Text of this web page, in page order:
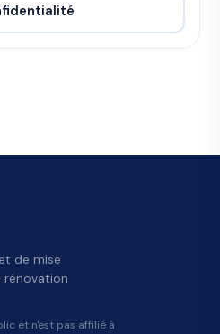
de mise
rénovation
et n'est pas affilié à